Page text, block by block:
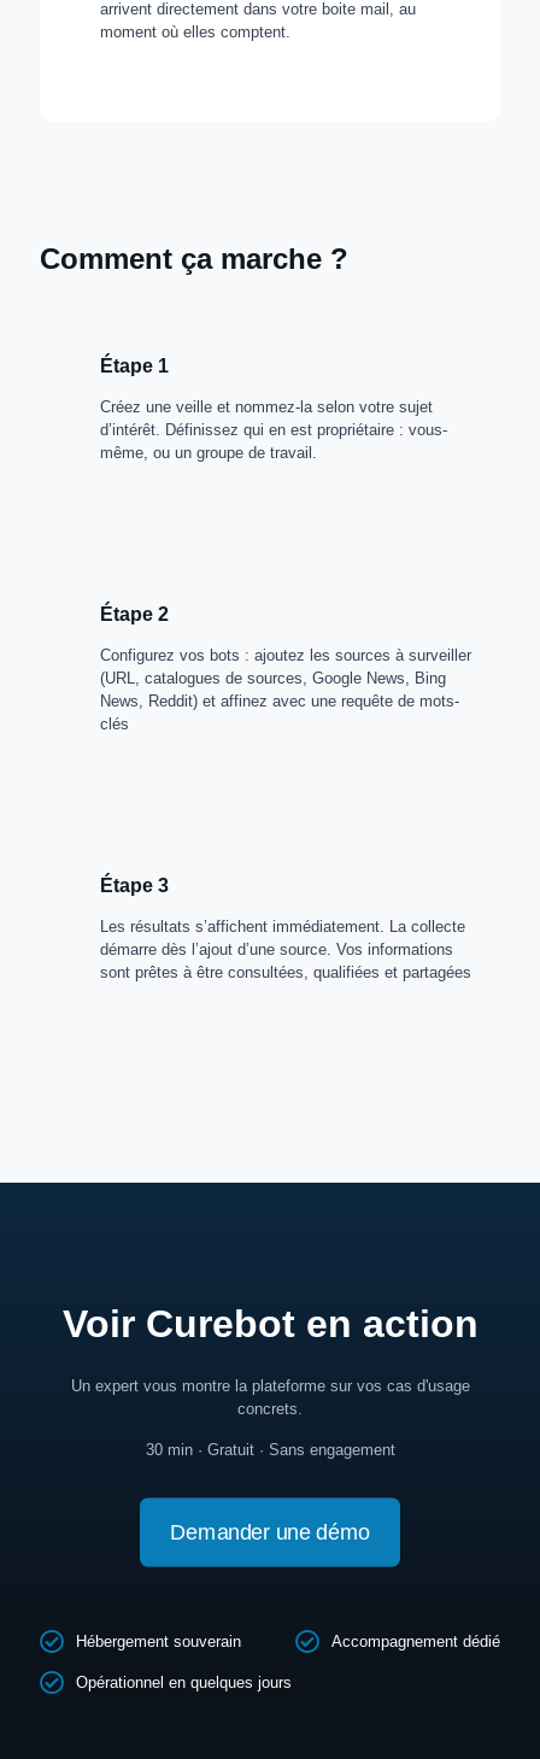
arrivent directement dans votre boite mail, au
moment où elles comptent.
Comment ça marche ?
Étape 1
Créez une veille et nommez-la selon votre sujet
d’intérêt. Définissez qui en est propriétaire : vous-
même, ou un groupe de travail.
Étape 2
Configurez vos bots : ajoutez les sources à surveiller
(URL, catalogues de sources, Google News, Bing
News, Reddit) et affinez avec une requête de mots-
clés
Étape 3
Les résultats s’affichent immédiatement. La collecte
démarre dès l’ajout d’une source. Vos informations
sont prêtes à être consultées, qualifiées et partagées
Voir Curebot en action
Un expert vous montre la plateforme sur vos cas d'usage
concrets.
30 min · Gratuit · Sans engagement
Demander une démo
Hébergement souverain Accompagnement dédié
Opérationnel en quelques jours